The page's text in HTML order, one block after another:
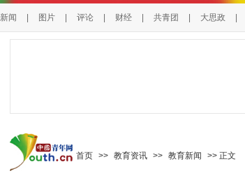
新闻 图片 评论 财经 共青团 大思政
首页 >> 教育资讯 >> 教育新闻 >> 正文